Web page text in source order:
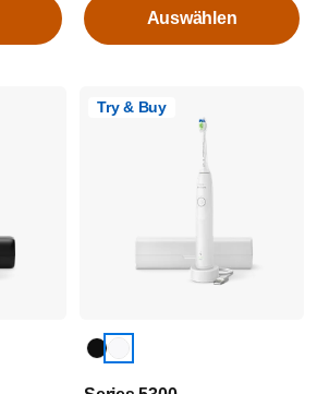
Auswählen
Try & Buy